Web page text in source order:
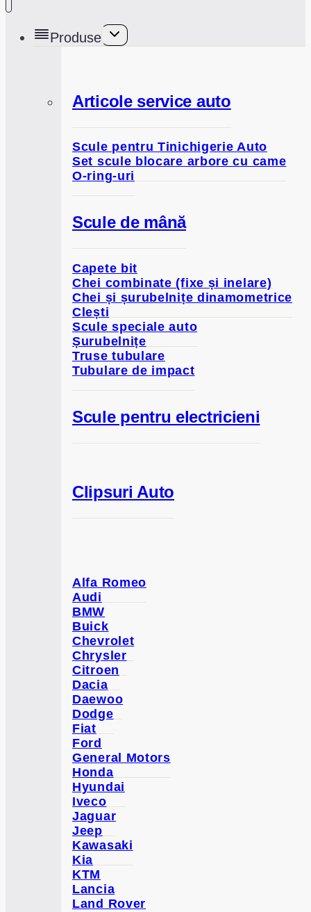
Produse
Toggle
Articole service auto
Scule pentru Tinichigerie Auto
Set scule blocare arbore cu came
O-ring-uri
Scule de mână
Capete bit
Chei combinate (fixe și inelare)
Chei și șurubelnițe dinamometrice
Clești
Scule speciale auto
Șurubelnițe
Truse tubulare
Tubulare de impact
Scule pentru electricieni
Clipsuri Auto
Alfa Romeo
Audi
BMW
Buick
Chevrolet
Chrysler
Citroen
Dacia
Daewoo
Dodge
Fiat
Ford
General Motors
Honda
Hyundai
Iveco
Jaguar
Jeep
Kawasaki
Kia
KTM
Lancia
Land Rover